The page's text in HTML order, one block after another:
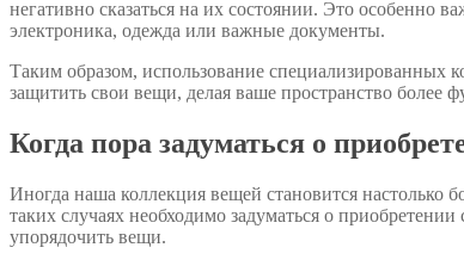
негативно сказаться на их состоянии. Это особенно
электроника, одежда или важные документы.
Таким образом, использование специализированных
защитить свои вещи, делая ваше пространство
Когда пора задуматься о
Иногда наша коллекция вещей становится
таких случаях необходимо задуматься о
упорядочить вещи.